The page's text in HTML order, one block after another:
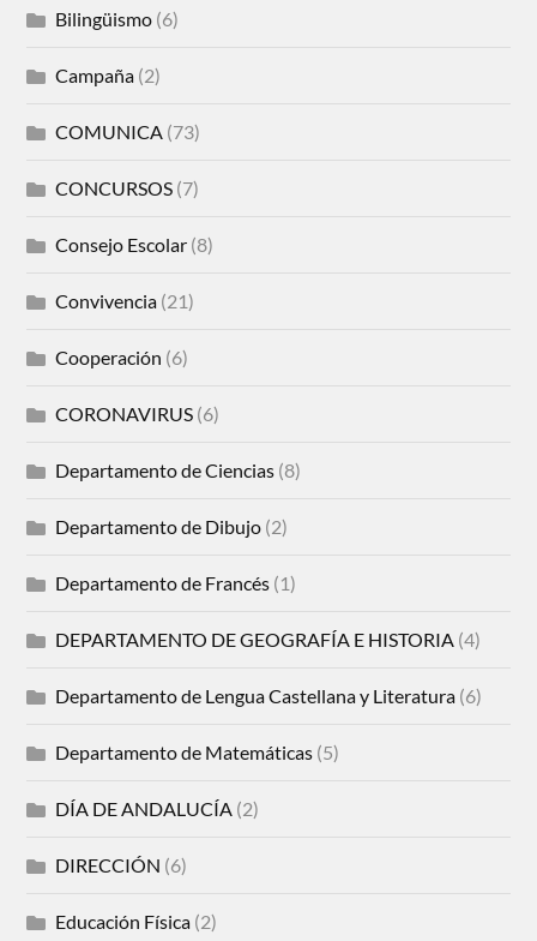
Bilingüismo (6)
Campaña (2)
COMUNICA (73)
CONCURSOS (7)
Consejo Escolar (8)
Convivencia (21)
Cooperación (6)
CORONAVIRUS (6)
Departamento de Ciencias (8)
Departamento de Dibujo (2)
Departamento de Francés (1)
DEPARTAMENTO DE GEOGRAFÍA E HISTORIA (4)
Departamento de Lengua Castellana y Literatura (6)
Departamento de Matemáticas (5)
DÍA DE ANDALUCÍA (2)
DIRECCIÓN (6)
Educación Física (2)